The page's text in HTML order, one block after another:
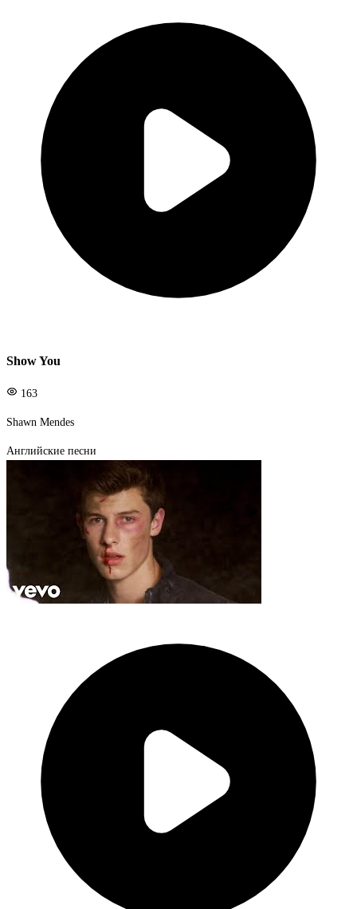
Show You
163
Shawn Mendes
Английские песни